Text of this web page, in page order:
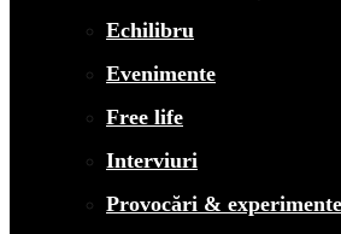
Echilibru
Evenimente
Free life
Interviuri
Provocări & experimente